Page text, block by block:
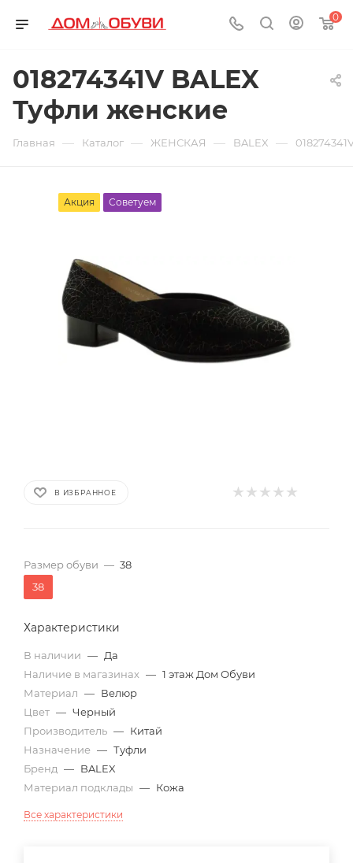
0
018274341V BALEX
Туфли женские
Главная — Каталог — ЖЕНСКАЯ — BALEX —
Акция Советуем
В ИЗБРАННОЕ
Размер обуви — 38
38
Характеристики
В наличии — Да
Наличие в магазинах — 1 этаж Дом Обуви
Материал — Велюр
Цвет — Черный
Производитель — Китай
Назначение — Туфли
Бренд — BALEX
Материал подклады — Кожа
Все характеристики